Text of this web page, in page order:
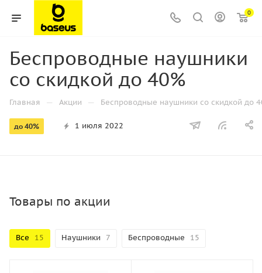
0
Беспроводные наушники
со скидкой до 40%
Главная — Акции — Беспроводные наушники со скидкой до
до 40% 1 июля 2022
Товары по акции
Все 15 Наушники 7 Беспроводные 15